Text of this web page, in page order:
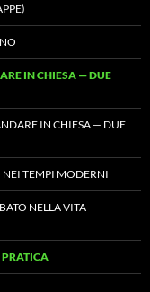
IN CHIESA — DUE
IN CHIESA — DUE
NEI TEMPI MODERNI
NELLA VITA